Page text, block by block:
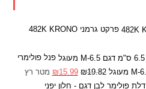
פרקט גרמני 482K KRONO
פנל פולימרי
₪19.82
₪15.99
מטר רץ
דלת פולימר לבן דגם - חלון יפני